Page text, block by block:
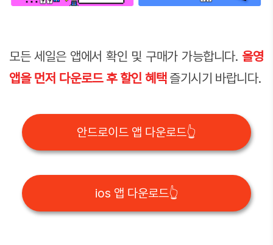
모든 세일은 앱에서 확인 및 구매가 가능합니다. 올영
앱을 먼저 다운로드 후 할인 혜택즐기시기 바랍니다.
안드로이드 앱 다운로드👆
ios 앱 다운로드👆